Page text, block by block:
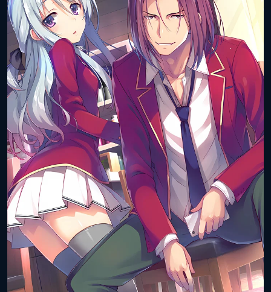
(цифра):
Объём тома: 8
ISBN книги: 978-4-04-069675-1